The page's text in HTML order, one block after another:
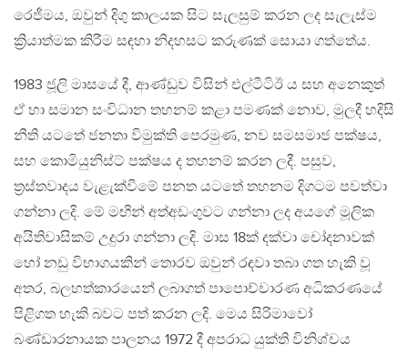
රෙජීමය, ඔවුන් දිගු කාලයක සිට සැලසුම් කරන ලද සැලැස්ම
ක්‍රියාත්මක කිරීම සඳහා නිදහසට කරුණක් සොයා ගත්තේය.
1983 ජූලි මාසයේ දී, ආණ්ඩුව විසින් එල්ටීටිඊ ය සහ අනෙකුත්
ඒ හා සමාන සංවිධාන තහනම් කළා පමණක් නොව, මුලදී හදිසි
නීති යටතේ ජනතා විමුක්ති පෙරමුණ, නව සමසමාජ පක්ෂය,
සහ කොමියුනිස්ට් පක්ෂය ද තහනම් කරන ලදී. පසුව,
ත්‍රස්තවාදය වැළැක්වීමේ පනත යටතේ තහනම දිගටම පවත්වා
ගන්නා ලදි. මේ මඟින් අත්අඩංගුවට ගන්නා ලද අයගේ මූලික
අයිතිවාසිකම් උදුරා ගන්නා ලදි. මාස 18ක් දක්වා චෝදනාවක්
හෝ නඩු විභාගයකින් තොරව ඔවුන් රඳවා තබා ගත හැකි වූ
අතර, බලහත්කාරයෙන් ලබාගත් පාපොච්චාරණ අධිකරණයේ
පිළිගත හැකි බවට පත් කරන ලදි. මෙය සිරිමාවෝ
බණ්ඩාරනායක පාලනය 1972 දී අපරාධ යුක්ති විනිශ්චය